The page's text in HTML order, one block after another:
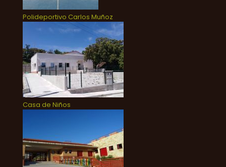
Polideportivo Carlos Muñoz
Casa de Niños